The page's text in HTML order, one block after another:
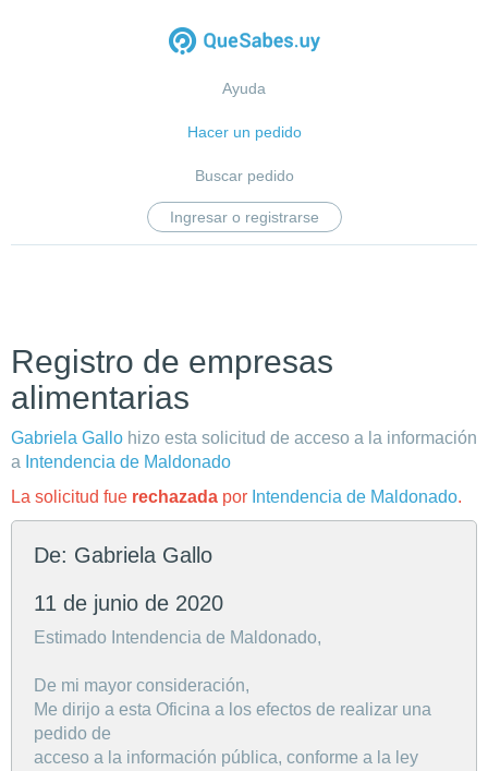
Ayuda
Hacer un pedido
Buscar pedido
Ingresar o registrarse
Registro de empresas
alimentarias
Gabriela Gallo hizo esta solicitud de acceso a la información
a Intendencia de Maldonado
La solicitud fue rechazada por Intendencia de Maldonado.
De: Gabriela Gallo
11 de junio de 2020
Estimado Intendencia de Maldonado,
De mi mayor consideración,
Me dirijo a esta Oficina a los efectos de realizar una
pedido de
acceso a la información pública, conforme a la ley